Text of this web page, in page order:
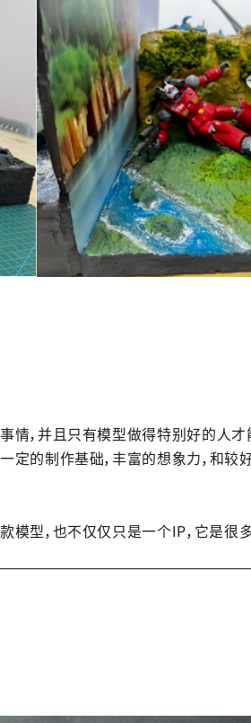
情，并且只有模型做得特别好的人才
的制作基础，丰富的想象力，和较
型，也不仅仅只是一个IP，它是很